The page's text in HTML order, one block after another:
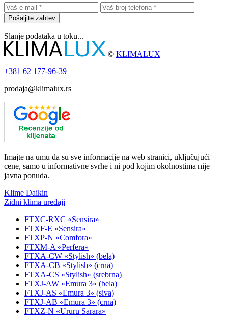
Pošaljite zahtev
Slanje podataka u toku...
© KLIMALUX
+381 62 177-96-39
prodaja@klimalux.rs
Imajte na umu da su sve informacije na web stranici, uključujući
cene, samo u informativne svrhe i ni pod kojim okolnostima nije
javna ponuda.
Klime Daikin
Zidni klima uređaji
FTXC-RXC «Sensira»
FTXF-E «Sensira»
FTXP-N «Comfora»
FTXM-A «Perfera»
FTXA-CW «Stylish» (bela)
FTXA-CB «Stylish» (crna)
FTXA-CS «Stylish» (srebrna)
FTXJ-AW «Emura 3» (bela)
FTXJ-AS «Emura 3» (siva)
FTXJ-AB «Emura 3» (crna)
FTXZ-N «Ururu Sarara»